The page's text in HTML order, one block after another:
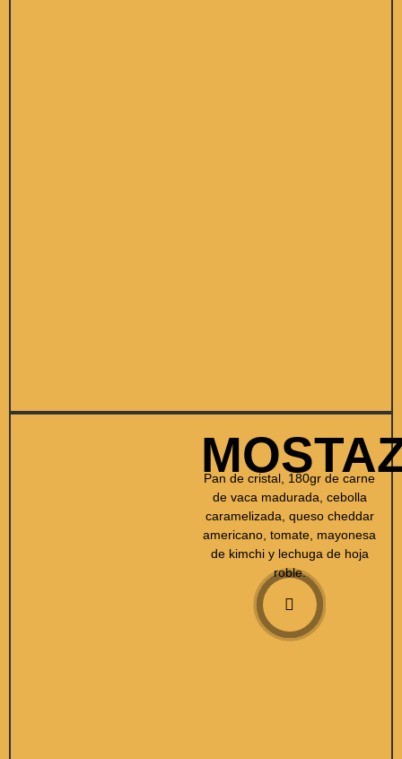
Pan de cristal, 180gr de carne
de vaca madurada, cebolla
caramelizada, queso cheddar
americano, tomate, mayonesa
de kimchi y lechuga de hoja
roble.